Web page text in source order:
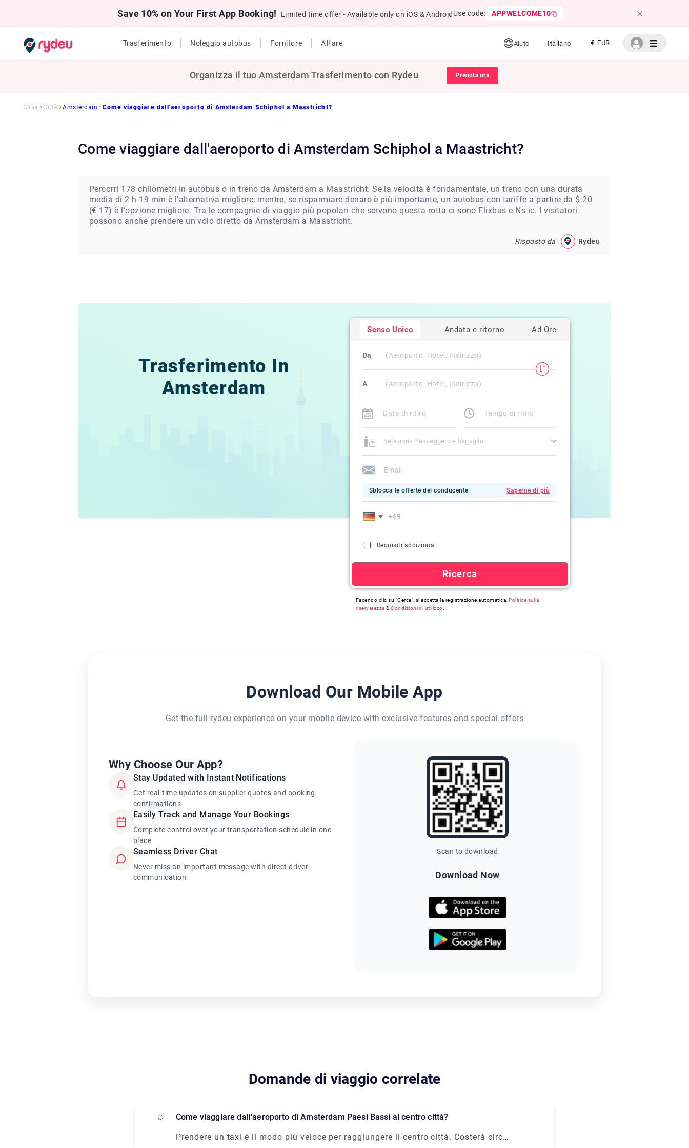
Save 10% on Your First App Booking! Limited time offer - Available only on iOS & Android Use code: APPWELCOME10
Trasferimento Noleggio autobus Fornitore Affare Aiuto Italiano € EUR
Organizza il tuo Amsterdam Trasferimento con Rydeu Prenota ora
Casa Città Amsterdam Come viaggiare dall'aeroporto di Amsterdam Schiphol a Maastricht?
Come viaggiare dall'aeroporto di Amsterdam Schiphol a Maastricht?
Percorri 178 chilometri in autobus o in treno da Amsterdam a Maastricht. Se la velocità è fondamentale, un treno con una durata
media di 2 h 19 min è l'alternativa migliore; mentre, se risparmiare denaro è più importante, un autobus con tariffe a partire da $ 20
(€ 17) è l'opzione migliore. Tra le compagnie di viaggio più popolari che servono questa rotta ci sono Flixbus e Ns ic. I visitatori
possono anche prendere un volo diretto da Amsterdam a Maastricht.
Risposto da Rydeu
Trasferimento In
Amsterdam
Senso Unico Andata e ritorno Ad Ore
Da
A
Seleziona Passeggero e bagaglio
Sblocca le offerte del conducente Saperne di più
Requisiti addizionali
Ricerca
Facendo clic su "Cerca", si accetta la registrazione automatica, Politica sulla
riservatezza &Condizioni di utilizzo
Download Our Mobile App
Get the full rydeu experience on your mobile device with exclusive features and special offers
Why Choose Our App?
Stay Updated with Instant Notifications
Get real-time updates on supplier quotes and booking
confirmations
Easily Track and Manage Your Bookings
Complete control over your transportation schedule in one
place
Seamless Driver Chat
Never miss an important message with direct driver
communication
Scan to download
Download Now
Domande di viaggio correlate
Come viaggiare dall'aeroporto di Amsterdam Paesi Bassi al centro città?
Prendere un taxi è il modo più veloce per raggiungere il centro città. Costerà circa